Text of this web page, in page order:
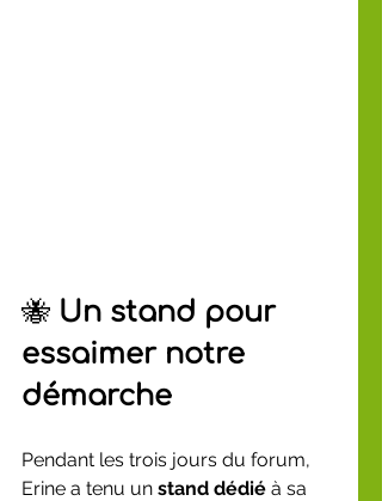
🐝 Un stand pour
essaimer notre
démarche
Pendant les trois jours du forum,
Erine a tenu un stand dédié à sa